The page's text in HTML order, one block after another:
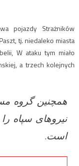
pojazdy Strażników
tj. niedaleko miasta
W ataku tym miało
a trzech kolejnych
همچنین گروه
نیروهای سپاه
است.